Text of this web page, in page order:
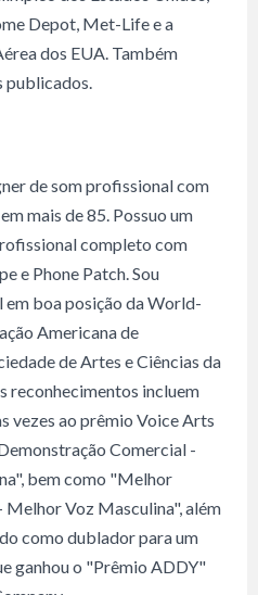
Depot, Met-Life e a
dos EUA. Também
publicados.
de som profissional com
mais de 85. Possuo um
completo com
e Phone Patch. Sou
boa posição da World-
Americana de
de Artes e Ciências da
reconhecimentos incluem
vezes ao prêmio Voice Arts
Comercial -
bem como "Melhor
Melhor Voz Masculina", além
como dublador para um
ganhou o "Prêmio ADDY"